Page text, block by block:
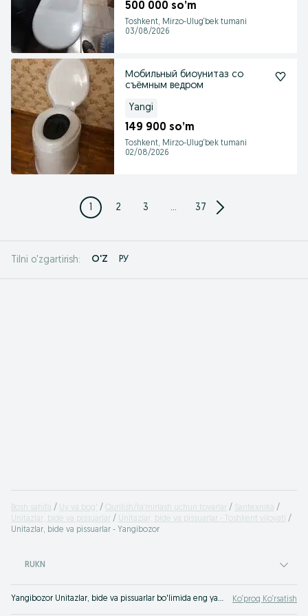
500 000 so’m
Toshkent, Mirzo-Ulug‘bek tumani
03/08/2026
Мобильный биоунитаз со
съёмным ведром
Yangi
149 900 so’m
Toshkent, Mirzo-Ulug‘bek tumani
02/08/2026
1 2 3 ... 37
Tilni o'zgartirish: O'Z РУ
Bosh sahifa Uy va bog' Qurilish/ta‘mirlash uchun tovarlar
Santexnika
Unitazlar, bide va pissuarlar
Unitazlar, bide va pissuarlar - Toshkent viloyati
Unitazlar, bide va pissuarlar - Yangibozor
RUKN
Yangibozor Unitazlar, bide va pissuarlar bo'limida eng yaxshi takliflar. OLXda hamyonbop narxlarda mahsulot va xizmatlarning katta tanlovi! OLX.uz da ko'plab takliflar! Ko‘proq Ko‘rsatish